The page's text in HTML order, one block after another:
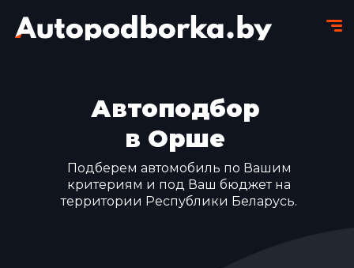
Автоподбор
в Орше
Подберем автомобиль по Вашим
критериям и под Ваш бюджет на
территории Республики Беларусь.